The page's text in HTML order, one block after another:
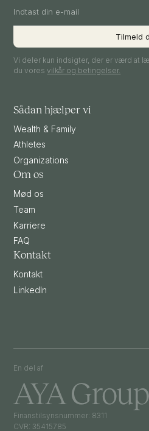
Vi deler kun indsigter, der er værd at
du voresvilkår og betingelser.
Sådan hjælper vi
Wealth & Family
Athletes
Organizations
Om os
Mød os
Team
Karriere
FAQ
Kontakt
Kontakt
LinkedIn
En del af
Finanstilsynsnummer: 8311
CVR: 35415785